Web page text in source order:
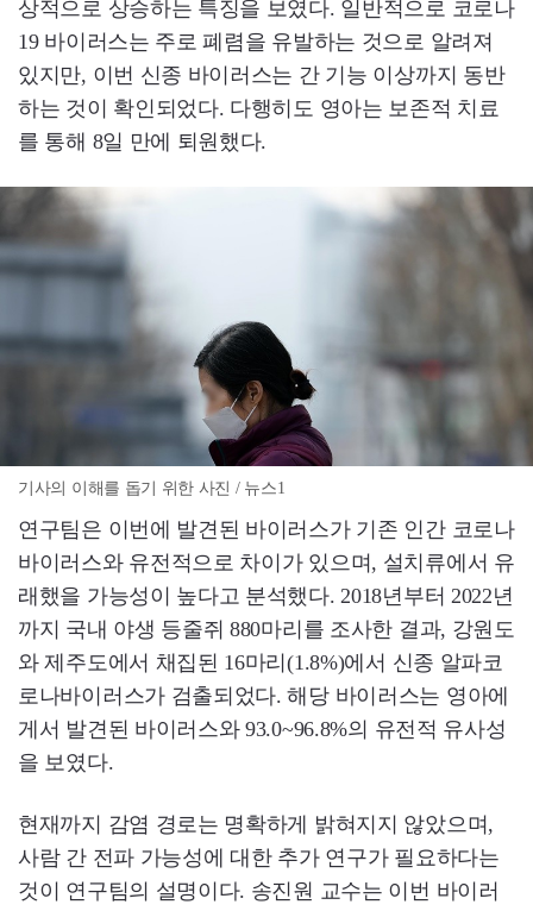
상적으로 상승하는 특징을 보였다. 일반적으로 코로나
19 바이러스는 주로 폐렴을 유발하는 것으로 알려져
있지만, 이번 신종 바이러스는 간 기능 이상까지 동반
하는 것이 확인되었다. 다행히도 영아는 보존적 치료
를 통해 8일 만에 퇴원했다.
기사의 이해를 돕기 위한 사진 / 뉴스1
연구팀은 이번에 발견된 바이러스가 기존 인간 코로나
바이러스와 유전적으로 차이가 있으며, 설치류에서 유
래했을 가능성이 높다고 분석했다. 2018년부터 2022년
까지 국내 야생 등줄쥐 880마리를 조사한 결과, 강원도
와 제주도에서 채집된 16마리(1.8%)에서 신종 알파코
로나바이러스가 검출되었다. 해당 바이러스는 영아에
게서 발견된 바이러스와 93.0~96.8%의 유전적 유사성
을 보였다.
현재까지 감염 경로는 명확하게 밝혀지지 않았으며,
사람 간 전파 가능성에 대한 추가 연구가 필요하다는
것이 연구팀의 설명이다. 송진원 교수는 이번 바이러